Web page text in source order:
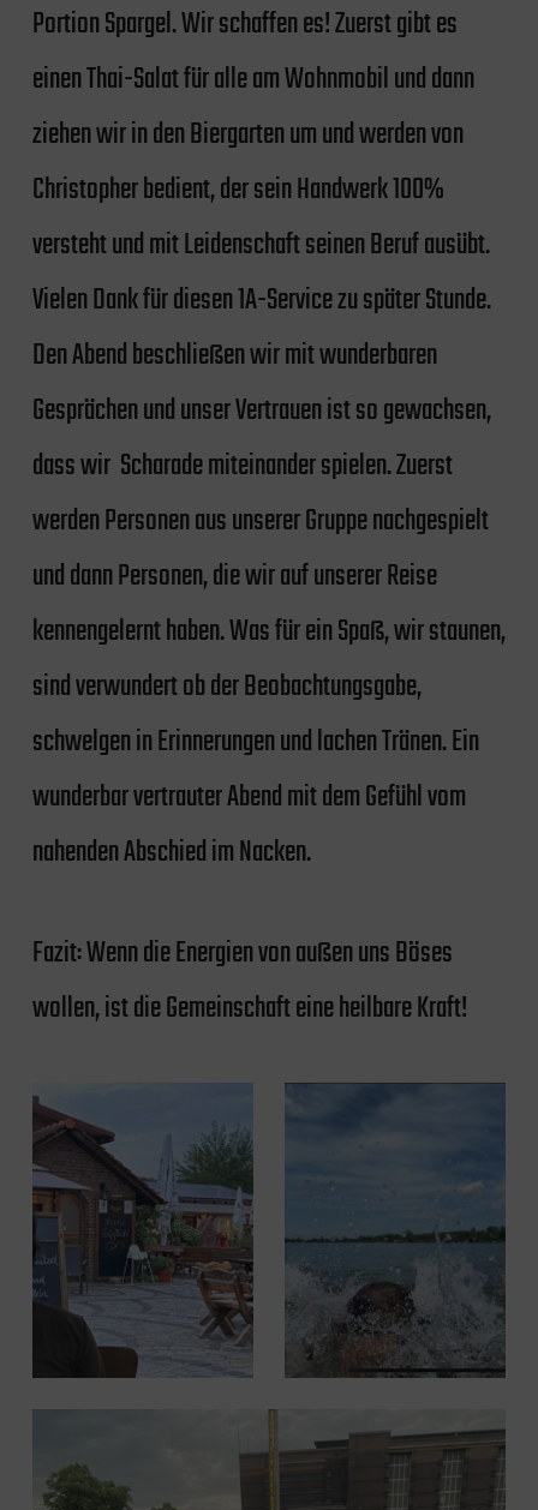
Portion Spargel. Wir schaffen es! Zuerst gibt es
einen Thai-Salat für alle am Wohnmobil und dann
ziehen wir in den Biergarten um und werden von
Christopher bedient, der sein Handwerk 100%
versteht und mit Leidenschaft seinen Beruf ausübt.
Vielen Dank für diesen 1A-Service zu später Stunde.
Den Abend beschließen wir mit wunderbaren
Gesprächen und unser Vertrauen ist so gewachsen,
dass wir Scharade miteinander spielen. Zuerst
werden Personen aus unserer Gruppe nachgespielt
und dann Personen, die wir auf unserer Reise
kennengelernt haben. Was für ein Spaß, wir staunen,
sind verwundert ob der Beobachtungsgabe,
schwelgen in Erinnerungen und lachen Tränen. Ein
wunderbar vertrauter Abend mit dem Gefühl vom
nahenden Abschied im Nacken.
Fazit: Wenn die Energien von außen uns Böses
wollen, ist die Gemeinschaft eine heilbare Kraft!